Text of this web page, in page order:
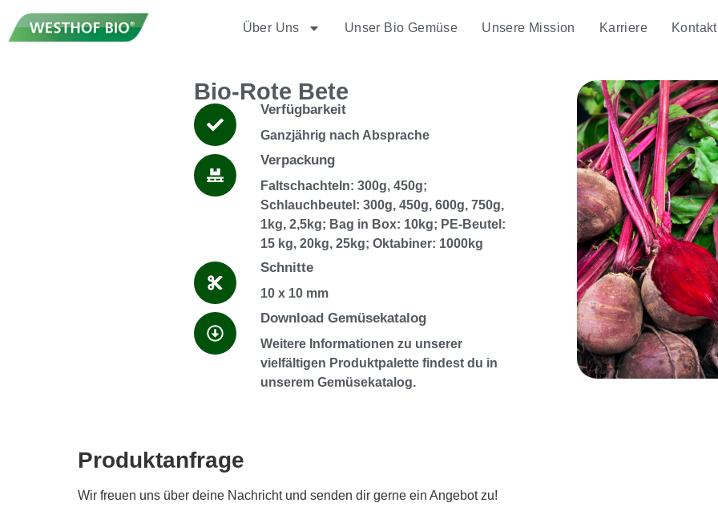
Über Uns Unser Bio Gemüse Unsere Mission Karriere Kontakt
Bio-Rote Bete
Verfügbarkeit
Ganzjährig nach Absprache
Verpackung
Faltschachteln: 300g, 450g;
Schlauchbeutel: 300g, 450g, 600g, 750g,
1kg, 2,5kg; Bag in Box: 10kg; PE-Beutel:
15 kg, 20kg, 25kg; Oktabiner: 1000kg
Schnitte
10 x 10 mm
Download Gemüsekatalog
Weitere Informationen zu unserer
vielfältigen Produktpalette findest du in
unserem Gemüsekatalog.
Produktanfrage
Wir freuen uns über deine Nachricht und senden dir gerne ein Angebot zu!